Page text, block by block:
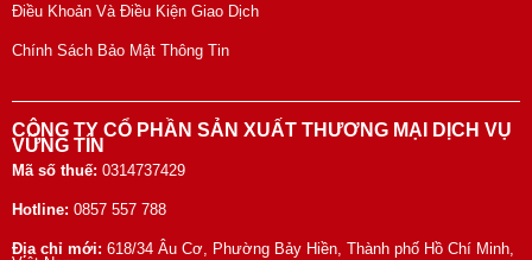
Điều Khoản Và Điều Kiện Giao Dịch
Chính Sách Bảo Mật Thông Tin
CÔNG TY CỔ PHẦN SẢN XUẤT THƯƠNG MẠI DỊCH VỤ
VỮNG TÍN
Mã số thuế: 0314737429
Hotline: 0857 557 788
Địa chỉ mới: 618/34 Âu Cơ, Phường Bảy Hiền, Thành phố Hồ Chí Minh,